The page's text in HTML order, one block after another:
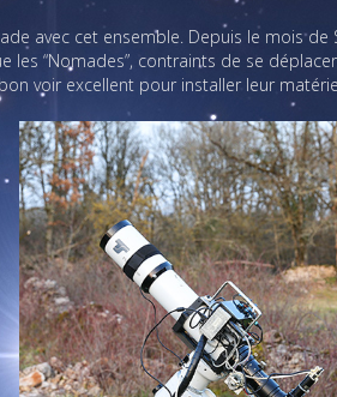
avec cet ensemble. Depuis le mois
les “Nomades”, contraints de se
voir excellent pour installer leur